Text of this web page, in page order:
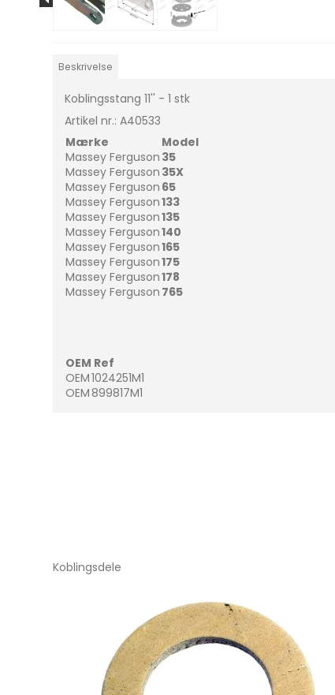
Beskrivelse
Koblingsstang 11'' - 1 stk
Artikel nr.: A40533
Mærke
Model
Massey Ferguson 35
Massey Ferguson 35X
Massey Ferguson 65
Massey Ferguson133
Massey Ferguson135
Massey Ferguson140
Massey Ferguson165
Massey Ferguson175
Massey Ferguson178
Massey Ferguson 765
OEM Ref
OEM1024251M1
OEM 899817M1
Koblingsdele